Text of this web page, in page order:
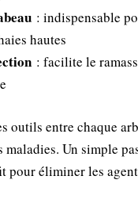
: indispensable
hautes
: facilite le
outils entre chaque
Un simple
pour éliminer les